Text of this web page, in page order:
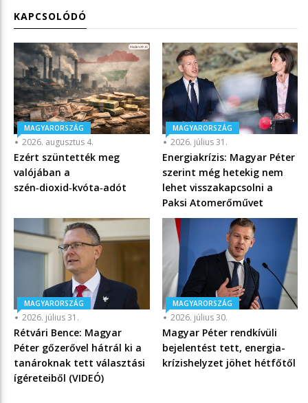
KAPCSOLÓDÓ
MAGYARORSZÁG
2026. augusztus 4.
Ezért szüntették meg
valójában a
szén‑dioxid‑kvóta‑adót
MAGYARORSZÁG
2026. július 31.
Energiakrízis: Magyar Péter
szerint még hetekig nem
lehet visszakapcsolni a
Paksi Atomerőművet
MAGYARORSZÁG
2026. július 31.
Rétvári Bence: Magyar
Péter gőzerővel hátrál ki a
tanároknak tett választási
ígéreteiből (VIDEÓ)
MAGYARORSZÁG
2026. július 30.
Magyar Péter rendkívüli
bejelentést tett, energia-
krízishelyzet jöhet hétfőtől